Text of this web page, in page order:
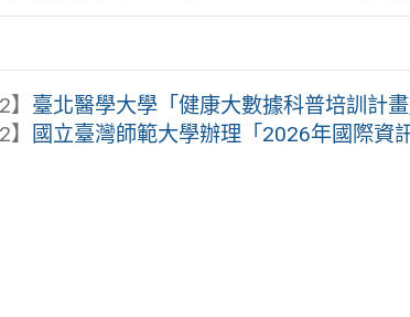
臺北醫學大學「健康大數據科普培訓計畫
國立臺灣師範大學辦理「2026年國際資